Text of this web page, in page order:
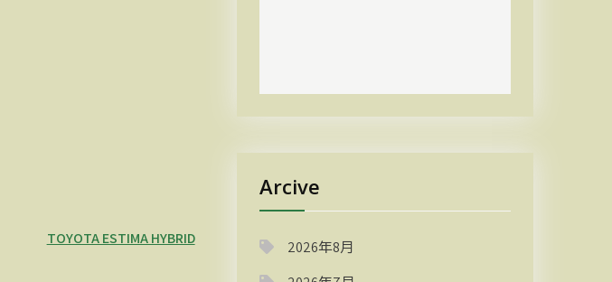
TOYOTA ESTIMA HYBRID
Arcive
2026年8月